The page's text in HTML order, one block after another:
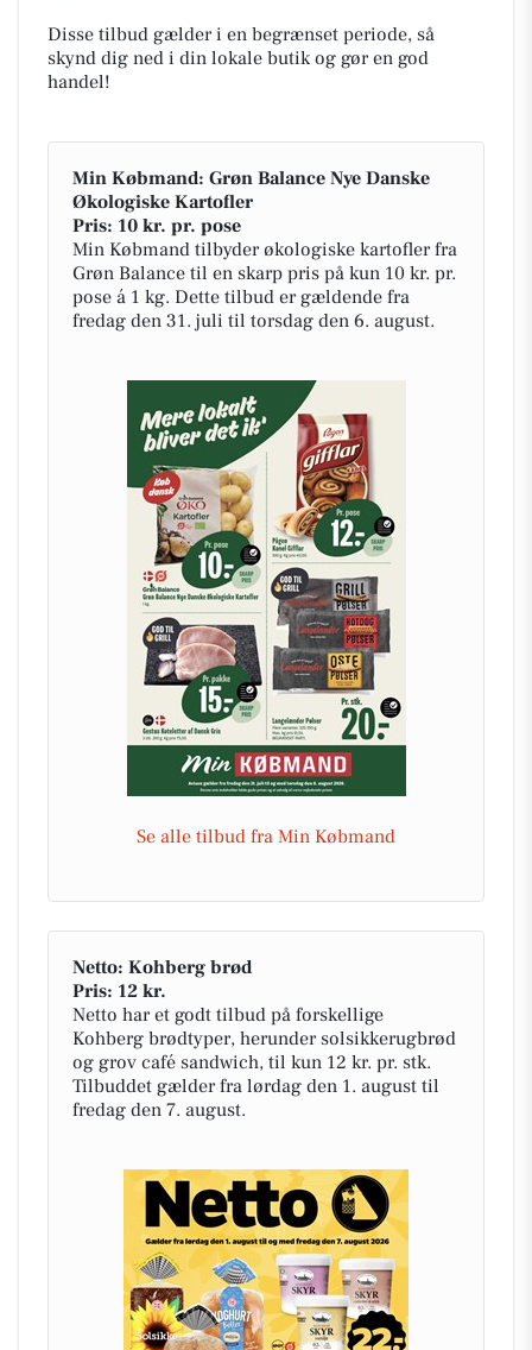
Disse tilbud gælder i en begrænset periode, så
skynd dig ned i din lokale butik og gør en god
handel!
Min Købmand: Grøn Balance Nye Danske
Økologiske Kartofler
Pris: 10 kr. pr. pose
Min Købmand tilbyder økologiske kartofler fra
Grøn Balance til en skarp pris på kun 10 kr. pr.
pose á 1 kg. Dette tilbud er gældende fra
fredag den 31. juli til torsdag den 6. august.
Se alle tilbud fra Min Købmand
Netto: Kohberg brød
Pris: 12 kr.
Netto har et godt tilbud på forskellige
Kohberg brødtyper, herunder solsikkerugbrød
og grov café sandwich, til kun 12 kr. pr. stk.
Tilbuddet gælder fra lørdag den 1. august til
fredag den 7. august.